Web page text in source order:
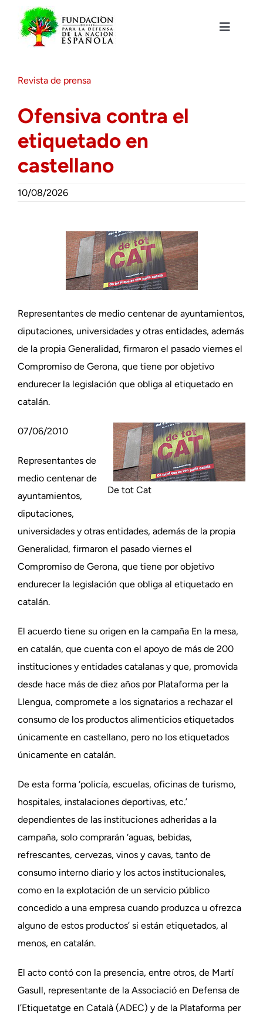
contenido
Toggle
Actualidad
Actividades
Revista de prensa
Ofensiva contra el
etiquetado en
castellano
10/08/2026
Representantes de medio centenar de ayuntamientos,
diputaciones, universidades y otras entidades, además
de la propia Generalidad, firmaron el pasado viernes el
Compromiso de Gerona, que tiene por objetivo
endurecer la legislación que obliga al etiquetado en
catalán.
De tot Cat
07/06/2010
Representantes de
medio centenar de
ayuntamientos,
diputaciones,
universidades y otras entidades, además de la propia
Generalidad, firmaron el pasado viernes el
Compromiso de Gerona, que tiene por objetivo
endurecer la legislación que obliga al etiquetado en
catalán.
El acuerdo tiene su origen en la campaña En la mesa,
en catalán, que cuenta con el apoyo de más de 200
instituciones y entidades catalanas y que, promovida
desde hace más de diez años por Plataforma per la
Llengua, compromete a los signatarios a rechazar el
consumo de los productos alimenticios etiquetados
únicamente en castellano, pero no los etiquetados
únicamente en catalán.
De esta forma ‘policía, escuelas, oficinas de turismo,
hospitales, instalaciones deportivas, etc.’
dependientes de las instituciones adheridas a la
campaña, solo comprarán ‘aguas, bebidas,
refrescantes, cervezas, vinos y cavas, tanto de
consumo interno diario y los actos institucionales,
como en la explotación de un servicio público
concedido a una empresa cuando produzca u ofrezca
alguno de estos productos’ si están etiquetados, al
menos, en catalán.
El acto contó con la presencia, entre otros, de Martí
Gasull, representante de la Associació en Defensa de
l’Etiquetatge en Català (ADEC) y de la Plataforma per